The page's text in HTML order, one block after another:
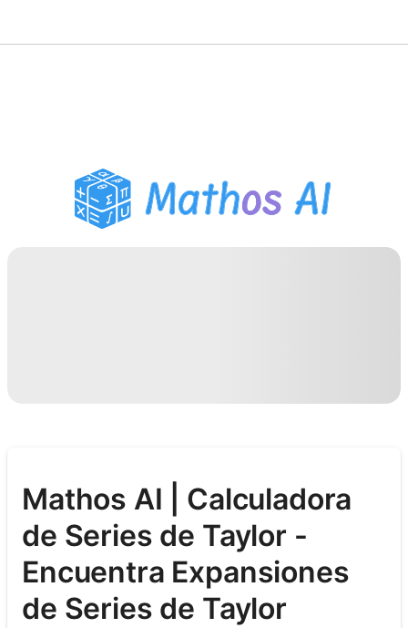
Ayudante de Tareas PDF
Mathos AI | Calculadora
de Series de Taylor -
Encuentra Expansiones
de Series de Taylor